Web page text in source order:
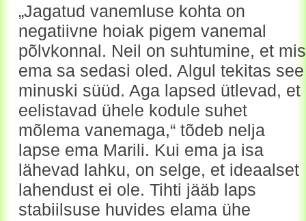
„Jagatud vanemluse kohta on
negatiivne hoiak pigem vanemal
põlvkonnal. Neil on suhtumine, et mis
ema sa sedasi oled. Algul tekitas see
minuski süüd. Aga lapsed ütlevad, et
eelistavad ühele kodule suhet
mõlema vanemaga,“ tõdeb nelja
lapse ema Marili. Kui ema ja isa
lähevad lahku, on selge, et ideaalset
lahendust ei ole. Tihti jääb laps
stabiilsuse huvides elama ühe